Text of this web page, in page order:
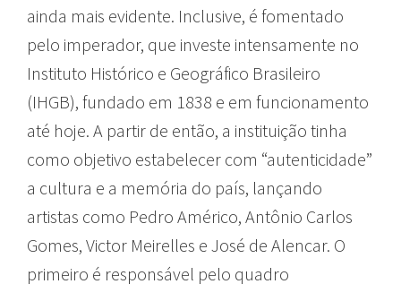
ainda mais evidente. Inclusive, é fomentado
pelo imperador, que investe intensamente no
Instituto Histórico e Geográfico Brasileiro
(IHGB), fundado em 1838 e em funcionamento
até hoje. A partir de então, a instituição tinha
como objetivo estabelecer com “autenticidade”
a cultura e a memória do país, lançando
artistas como Pedro Américo, Antônio Carlos
Gomes, Victor Meirelles e José de Alencar. O
primeiro é responsável pelo quadro